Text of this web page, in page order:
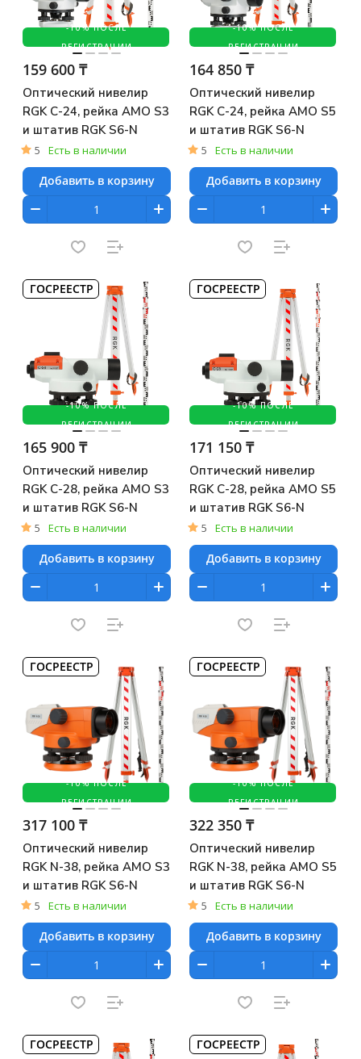
-10% ПОСЛЕ
РЕГИСТРАЦИИ
159 600 ₸
Оптический нивелир
RGK C-24, рейка AMO S3
и штатив RGK S6-N
5 Есть в наличии
Добавить в корзину
-10% ПОСЛЕ
РЕГИСТРАЦИИ
164 850 ₸
Оптический нивелир
RGK C-24, рейка AMO S5
и штатив RGK S6-N
5 Есть в наличии
Добавить в корзину
-10% ПОСЛЕ
РЕГИСТРАЦИИ
ГОСРЕЕСТР
165 900 ₸
Оптический нивелир
RGK C-28, рейка AMO S3
и штатив RGK S6-N
5 Есть в наличии
Добавить в корзину
-10% ПОСЛЕ
РЕГИСТРАЦИИ
ГОСРЕЕСТР
171 150 ₸
Оптический нивелир
RGK C-28, рейка AMO S5
и штатив RGK S6-N
5 Есть в наличии
Добавить в корзину
-10% ПОСЛЕ
РЕГИСТРАЦИИ
ГОСРЕЕСТР
317 100 ₸
Оптический нивелир
RGK N-38, рейка AMO S3
и штатив RGK S6-N
5 Есть в наличии
Добавить в корзину
-10% ПОСЛЕ
РЕГИСТРАЦИИ
ГОСРЕЕСТР
322 350 ₸
Оптический нивелир
RGK N-38, рейка AMO S5
и штатив RGK S6-N
5 Есть в наличии
Добавить в корзину
ГОСРЕЕСТР ГОСРЕЕСТР